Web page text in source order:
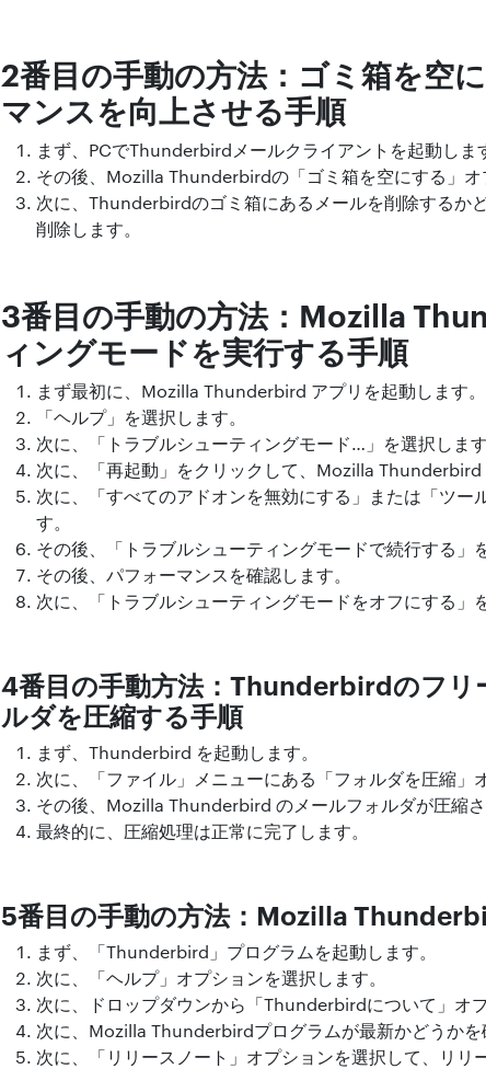
2番目の手動の方法：ゴミ箱を空
マンスを向上させる手順
まず、PCでThunderbirdメールクライアントを起動しま
その後、Mozilla Thunderbirdの「ゴミ箱を空にする」オ
次に、Thunderbirdのゴミ箱にあるメールを削除するか
削除します。
3番目の手動の方法：Mozilla
ィングモードを実行する手順
まず最初に、Mozilla Thunderbird アプリを起動します。
「ヘルプ」を選択します。
次に、「トラブルシューティングモード…」を選択します
次に、「再起動」をクリックして、Mozilla Thunderbird
次に、「すべてのアドオンを無効にする」または「ツー
す。
その後、「トラブルシューティングモードで続行する」
その後、パフォーマンスを確認します。
次に、「トラブルシューティングモードをオフにする」
4番目の手動方法：Thunderbirdのフリ
ルダを圧縮する手順
まず、Thunderbird を起動します。
次に、「ファイル」メニューにある「フォルダを圧縮」
その後、Mozilla Thunderbird のメールフォルダが圧縮さ
最終的に、圧縮処理は正常に完了します。
5番目の手動の方法：Mozilla
まず、「Thunderbird」プログラムを起動します。
次に、「ヘルプ」オプションを選択します。
次に、ドロップダウンから「Thunderbirdについて」オ
次に、Mozilla Thunderbirdプログラムが最新かどうかを
次に、「リリースノート」オプションを選択して、リリ